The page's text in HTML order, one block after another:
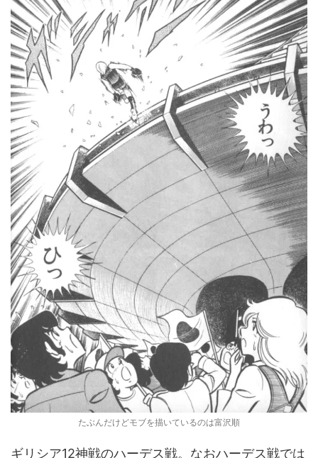
たぶんだけどモブを描いているのは富沢順
ギリシア12神戦のハーデス戦。なおハーデス戦では